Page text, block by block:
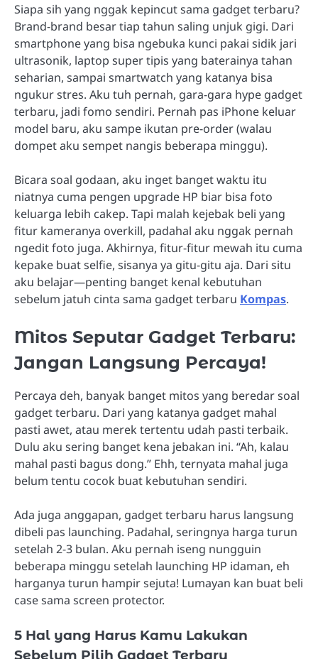
Siapa sih yang nggak kepincut sama gadget terbaru?
Brand-brand besar tiap tahun saling unjuk gigi. Dari
smartphone yang bisa ngebuka kunci pakai sidik jari
ultrasonik, laptop super tipis yang baterainya tahan
seharian, sampai smartwatch yang katanya bisa
ngukur stres. Aku tuh pernah, gara-gara hype gadget
terbaru, jadi fomo sendiri. Pernah pas iPhone keluar
model baru, aku sampe ikutan pre-order (walau
dompet aku sempet nangis beberapa minggu).
Bicara soal godaan, aku inget banget waktu itu
niatnya cuma pengen upgrade HP biar bisa foto
keluarga lebih cakep. Tapi malah kejebak beli yang
fitur kameranya overkill, padahal aku nggak pernah
ngedit foto juga. Akhirnya, fitur-fitur mewah itu cuma
kepake buat selfie, sisanya ya gitu-gitu aja. Dari situ
aku belajar—penting banget kenal kebutuhan
sebelum jatuh cinta sama gadget terbaru Kompas.
Mitos Seputar Gadget Terbaru:
Jangan Langsung Percaya!
Percaya deh, banyak banget mitos yang beredar soal
gadget terbaru. Dari yang katanya gadget mahal
pasti awet, atau merek tertentu udah pasti terbaik.
Dulu aku sering banget kena jebakan ini. “Ah, kalau
mahal pasti bagus dong.” Ehh, ternyata mahal juga
belum tentu cocok buat kebutuhan sendiri.
Ada juga anggapan, gadget terbaru harus langsung
dibeli pas launching. Padahal, seringnya harga turun
setelah 2-3 bulan. Aku pernah iseng nungguin
beberapa minggu setelah launching HP idaman, eh
harganya turun hampir sejuta! Lumayan kan buat beli
case sama screen protector.
5 Hal yang Harus Kamu Lakukan
Sebelum Pilih Gadget Terbaru